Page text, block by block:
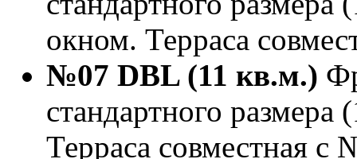
окном. Терраса
№07 DBL (11 кв.м.)
стандартного
Терраса совместная